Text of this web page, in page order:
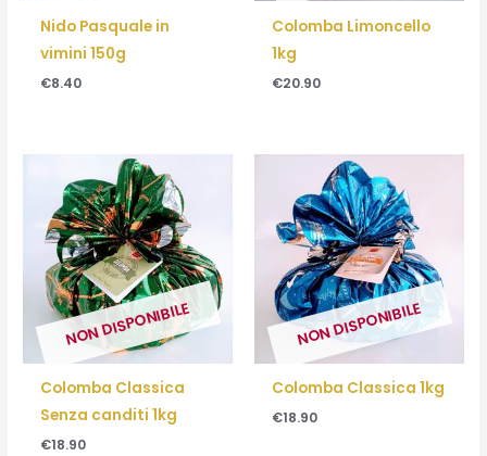
Nido Pasquale in
vimini 150g
€8.40
Colomba Limoncello
1kg
€20.90
NON DISPONIBILE
Colomba Classica
Senza canditi 1kg
€18.90
NON DISPONIBILE
Colomba Classica 1kg
€18.90